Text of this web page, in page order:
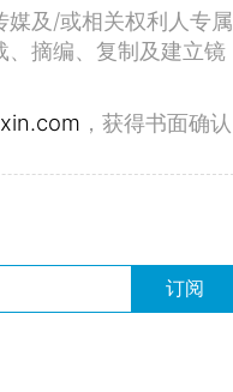
媒及/或相关权利人专属
、摘编、复制及建立镜
，获得书面确认
订阅